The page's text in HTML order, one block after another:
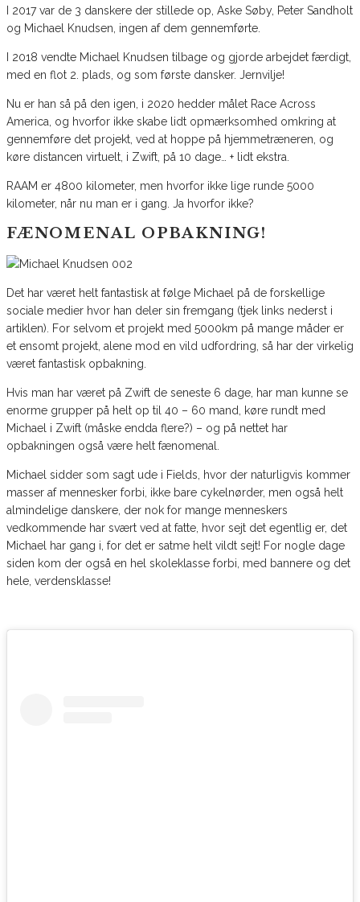
I 2017 var de 3 danskere der stillede op, Aske Søby, Peter Sandholt
og Michael Knudsen, ingen af dem gennemførte.
I 2018 vendte Michael Knudsen tilbage og gjorde arbejdet færdigt,
med en flot 2. plads, og som første dansker. Jernvilje!
Nu er han så på den igen, i 2020 hedder målet Race Across
America, og hvorfor ikke skabe lidt opmærksomhed omkring at
gennemføre det projekt, ved at hoppe på hjemmetræneren, og
køre distancen virtuelt, i Zwift, på 10 dage… + lidt ekstra.
RAAM er 4800 kilometer, men hvorfor ikke lige runde 5000
kilometer, når nu man er i gang. Ja hvorfor ikke?
FÆNOMENAL OPBAKNING!
Det har været helt fantastisk at følge Michael på de forskellige
sociale medier hvor han deler sin fremgang (tjek links nederst i
artiklen). For selvom et projekt med 5000km på mange måder er
et ensomt projekt, alene mod en vild udfordring, så har der virkelig
været fantastisk opbakning.
Hvis man har været på Zwift de seneste 6 dage, har man kunne se
enorme grupper på helt op til 40 – 60 mand, køre rundt med
Michael i Zwift (måske endda flere?) – og på nettet har
opbakningen også være helt fænomenal.
Michael sidder som sagt ude i Fields, hvor der naturligvis kommer
masser af mennesker forbi, ikke bare cykelnørder, men også helt
almindelige danskere, der nok for mange menneskers
vedkommende har svært ved at fatte, hvor sejt det egentlig er, det
Michael har gang i, for det er satme helt vildt sejt! For nogle dage
siden kom der også en hel skoleklasse forbi, med bannere og det
hele, verdensklasse!